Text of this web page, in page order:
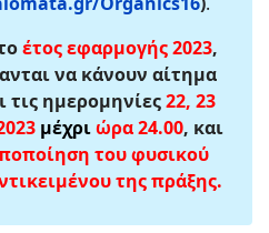
έτος εφαρμογής 2023,
να κάνουν αίτημα
τις ημερομηνίες22, 23
μέχριώρα 24.00, και
του φυσικού
της πράξης.